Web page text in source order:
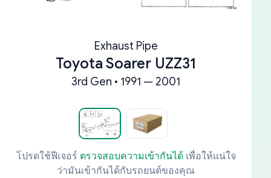
Exhaust Pipe
Toyota Soarer UZZ31
3rd Gen • 1991 — 2001
โปรดใช้ฟีเจอร์ ตรวจสอบความเข้ากันได้เพื่อให้แน่ใจ
ว่ามันเข้ากันได้กับรถยนต์ของคุณ